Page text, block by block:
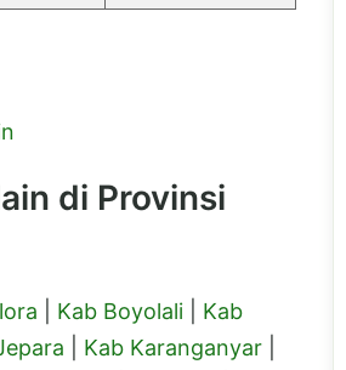
di Provinsi
Kab Boyolali
Kab
Kab Karanganyar